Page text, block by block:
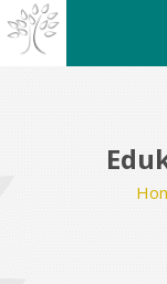
Przejdź
do
treści